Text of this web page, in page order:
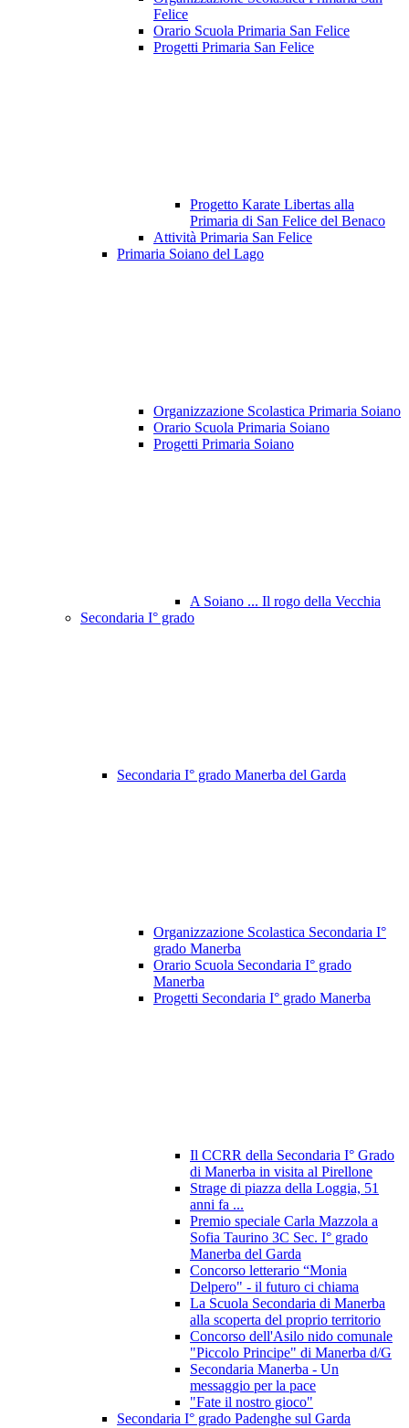
Felice
Orario Scuola Primaria San Felice
Progetti Primaria San Felice
Progetto Karate Libertas alla
Primaria di San Felice del Benaco
Attività Primaria San Felice
Primaria Soiano del Lago
Organizzazione Scolastica Primaria Soiano
Orario Scuola Primaria Soiano
Progetti Primaria Soiano
A Soiano ... Il rogo della Vecchia
Secondaria I° grado
Secondaria I° grado Manerba del Garda
Organizzazione Scolastica Secondaria I°
grado Manerba
Orario Scuola Secondaria I° grado
Manerba
Progetti Secondaria I° grado Manerba
Il CCRR della Secondaria I° Grado
di Manerba in visita al Pirellone
Strage di piazza della Loggia, 51
anni fa ...
Premio speciale Carla Mazzola a
Sofia Taurino 3C Sec. I° grado
Manerba del Garda
Concorso letterario “Monia
Delpero" - il futuro ci chiama
La Scuola Secondaria di Manerba
alla scoperta del proprio territorio
Concorso dell'Asilo nido comunale
"Piccolo Principe" di Manerba d/G
Secondaria Manerba - Un
messaggio per la pace
"Fate il nostro gioco"
Secondaria I° grado Padenghe sul Garda